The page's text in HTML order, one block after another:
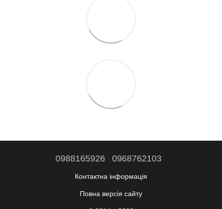
0988165926 0968762103
Контактна інформація
Повна версія сайту